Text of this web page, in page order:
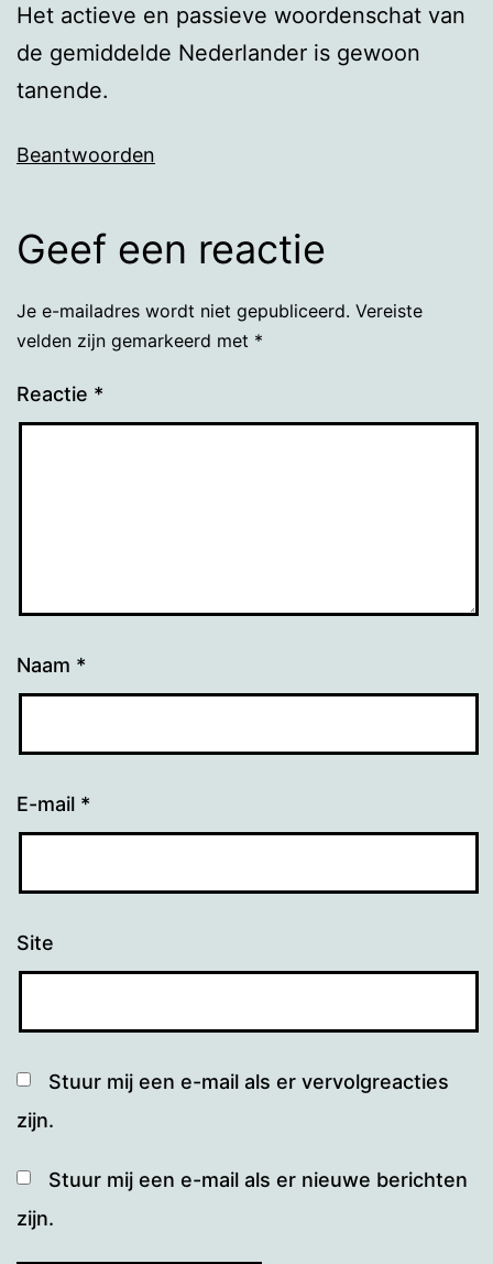
Het actieve en passieve woordenschat van
de gemiddelde Nederlander is gewoon
tanende.
Beantwoorden
Geef een reactie
Je e-mailadres wordt niet gepubliceerd. Vereiste
velden zijn gemarkeerd met *
Reactie *
Naam *
E-mail *
Site
Stuur mij een e-mail als er vervolgreacties
zijn.
Stuur mij een e-mail als er nieuwe berichten
zijn.